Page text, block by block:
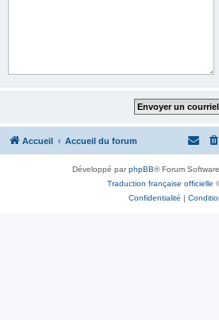
Accueil Accueil du forum
Développé parphpBB® Forum
Traduction française officielle
Confidentialité |